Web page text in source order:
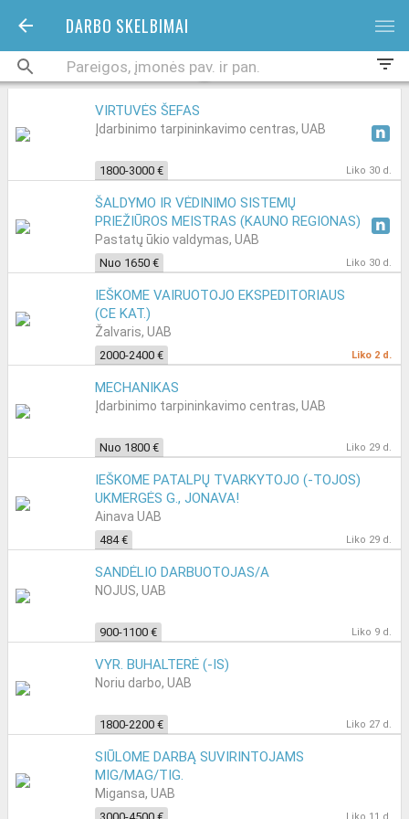
DARBO SKELBIMAI bars
filter_list
VIRTUVĖS ŠEFAS
Įdarbinimo tarpininkavimo centras, UAB
1800-3000 € Liko 30 d.
ŠALDYMO IR VĖDINIMO SISTEMŲ
PRIEŽIŪROS MEISTRAS (KAUNO REGIONAS)
Pastatų ūkio valdymas, UAB
Nuo 1650 € Liko 30 d.
IEŠKOME VAIRUOTOJO EKSPEDITORIAUS
(CE KAT.)
Žalvaris, UAB
2000-2400 € Liko 2 d.
MECHANIKAS
Įdarbinimo tarpininkavimo centras, UAB
Nuo 1800 € Liko 29 d.
IEŠKOME PATALPŲ TVARKYTOJO (-TOJOS)
UKMERGĖS G., JONAVA!
Ainava UAB
484 € Liko 29 d.
SANDĖLIO DARBUOTOJAS/A
NOJUS, UAB
900-1100 € Liko 9 d.
VYR. BUHALTERĖ (-IS)
Noriu darbo, UAB
1800-2200 € Liko 27 d.
SIŪLOME DARBĄ SUVIRINTOJAMS
MIG/MAG/TIG.
Migansa, UAB